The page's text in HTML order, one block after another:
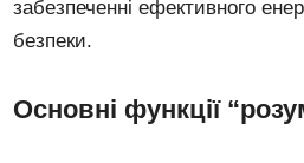
забезпеченні ефективного
безпеки.
Основні функції